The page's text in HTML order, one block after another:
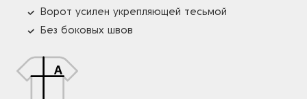
Ворот усилен укрепляющей тесьмой
Без боковых швов